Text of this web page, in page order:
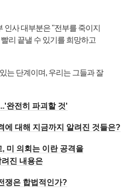
인사 대부분은 "전부를 죽이지
리 끝낼 수 있기를 희망하고
는 단계이며, 우리는 그들과 잘
완전히 파괴할 것'
에 대해 지금까지 알려진 것들은?
미 의회는 이란 공격을
진 내용은
쟁은 합법적인가?